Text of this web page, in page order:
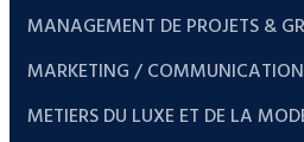
MANAGEMENT DE PROJETS &
MARKETING /
METIERS DU LUXE ET DE LA